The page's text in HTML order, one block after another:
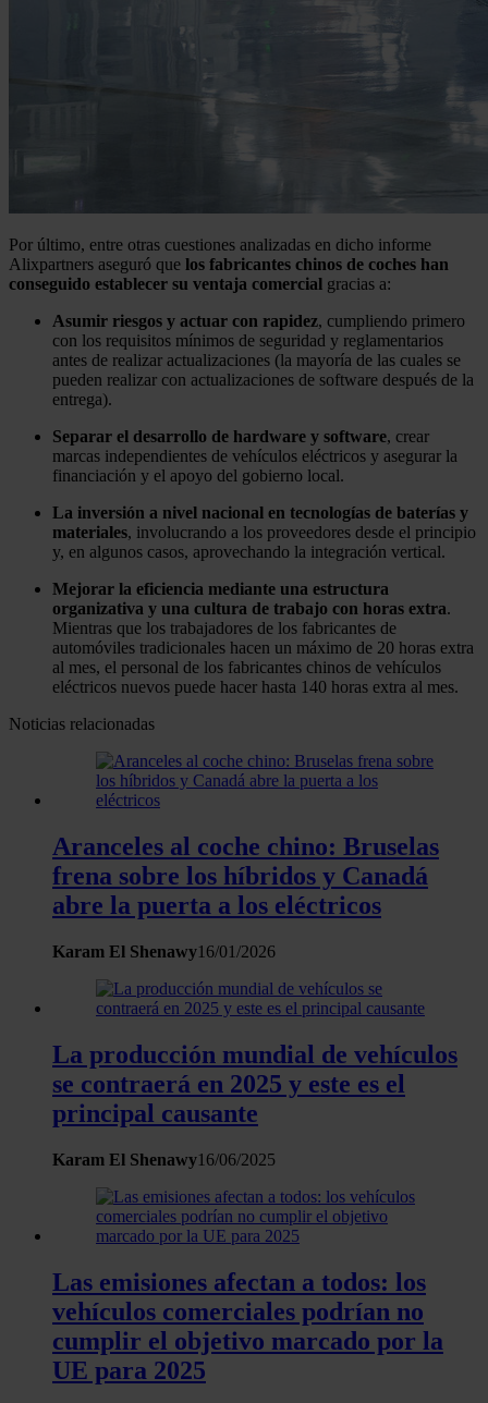
Por último, entre otras cuestiones analizadas en dicho informe
Alixpartners aseguró que los fabricantes chinos de coches han
conseguido establecer su ventaja comercial gracias a:
Asumir riesgos y actuar con rapidez, cumpliendo primero
con los requisitos mínimos de seguridad y reglamentarios
antes de realizar actualizaciones (la mayoría de las cuales se
pueden realizar con actualizaciones de software después de la
entrega).
Separar el desarrollo de hardware y software, crear
marcas independientes de vehículos eléctricos y asegurar la
financiación y el apoyo del gobierno local.
La inversión a nivel nacional en tecnologías de baterías y
materiales, involucrando a los proveedores desde el principio
y, en algunos casos, aprovechando la integración vertical.
Mejorar la eficiencia mediante una estructura
organizativa y una cultura de trabajo con horas extra.
Mientras que los trabajadores de los fabricantes de
automóviles tradicionales hacen un máximo de 20 horas extra
al mes, el personal de los fabricantes chinos de vehículos
eléctricos nuevos puede hacer hasta 140 horas extra al mes.
Noticias relacionadas
Aranceles al coche chino: Bruselas
frena sobre los híbridos y Canadá
abre la puerta a los eléctricos
Karam El Shenawy16/01/2026
La producción mundial de vehículos
se contraerá en 2025 y este es el
principal causante
Karam El Shenawy16/06/2025
Las emisiones afectan a todos: los
vehículos comerciales podrían no
cumplir el objetivo marcado por la
UE para 2025